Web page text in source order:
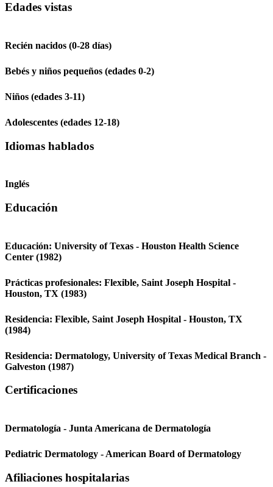
Edades vistas
Recién nacidos (0-28 días)
Bebés y niños pequeños (edades 0-2)
Niños (edades 3-11)
Adolescentes (edades 12-18)
Idiomas hablados
Inglés
Educación
Educación: University of Texas - Houston Health Science
Center (1982)
Prácticas profesionales: Flexible, Saint Joseph Hospital -
Houston, TX (1983)
Residencia: Flexible, Saint Joseph Hospital - Houston, TX
(1984)
Residencia: Dermatology, University of Texas Medical Branch -
Galveston (1987)
Certificaciones
Dermatología - Junta Americana de Dermatología
Pediatric Dermatology - American Board of Dermatology
Afiliaciones hospitalarias